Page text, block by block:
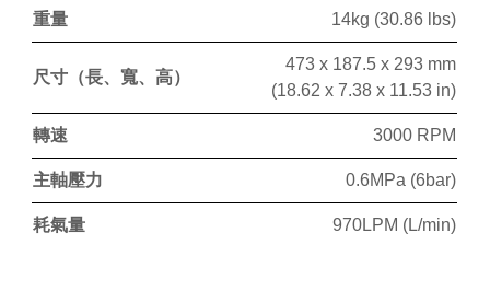
重量 14kg (30.86 lbs)
尺寸（長、寬、高）
473 x 187.5 x 293 mm
(18.62 x 7.38 x 11.53 in)
轉速 3000 RPM
主軸壓力 0.6MPa (6bar)
耗氣量 970LPM (L/min)